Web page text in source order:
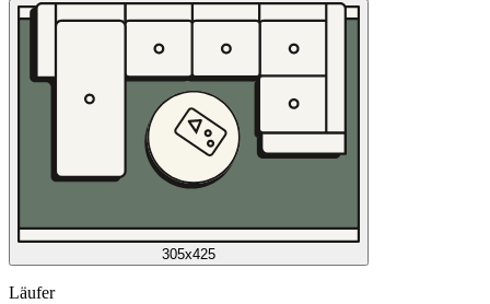
305x425
Läufer